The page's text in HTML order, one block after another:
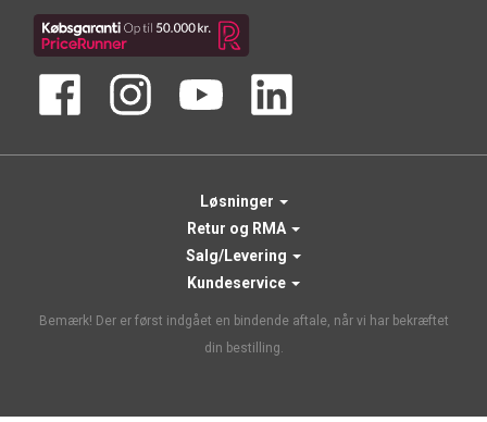
Løsninger
Retur og RMA
Salg/Levering
Kundeservice
Bemærk! Der er først indgået en bindende aftale, når vi har bekræftet
din bestilling.